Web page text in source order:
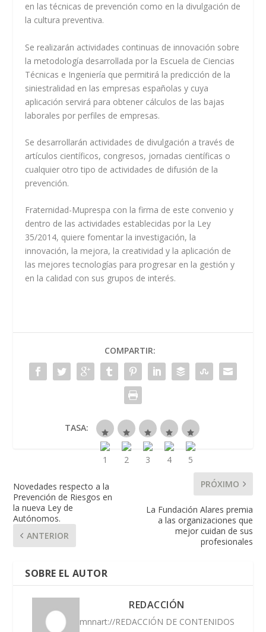
en las técnicas de prevención como en la divulgación de
la cultura preventiva.
Se realizarán actividades continuas de innovación sobre
la metodología desarrollada por la Escuela de Ciencias
Técnicas e Ingeniería que permitirá la predicción de la
siniestralidad en las empresas españolas y cuya
aplicación servirá para obtener cálculos de las bajas
laborales por perfiles de empresas.
Se desarrollarán actividades de divulgación a través de
artículos científicos, congresos, jornadas científicas o
cualquier otro tipo de actividades de difusión de la
prevención.
Fraternidad-Muprespa con la firma de este convenio y
dentro de las actividades establecidas por la Ley
35/2014, quiere fomentar la investigación, la
innovación, la mejora, la creatividad y la aplicación de
las mejores tecnologías para progresar en la gestión y
en la calidad con sus grupos de interés.
COMPARTIR:
TASA:
Novedades respecto a la
Prevención de Riesgos en
la nueva Ley de
Autónomos.
ANTERIOR
PRÓXIMO
La Fundación Alares premia
a las organizaciones que
mejor cuidan de sus
profesionales
SOBRE EL AUTOR
REDACCIÓN
mnnart://REDACCIÓN DE CONTENIDOS